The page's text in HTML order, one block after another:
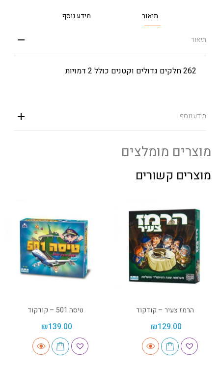
תיאור מידע נוסף
תיאור
262 חלקים גדולים וקטנים כולל 2 דמויות
מידע נוסף
מוצרים מומלצים
מוצרים קשורים
הרמז צעיר – קודקוד
₪129.00
טיסה 501 – קודקוד
₪139.00